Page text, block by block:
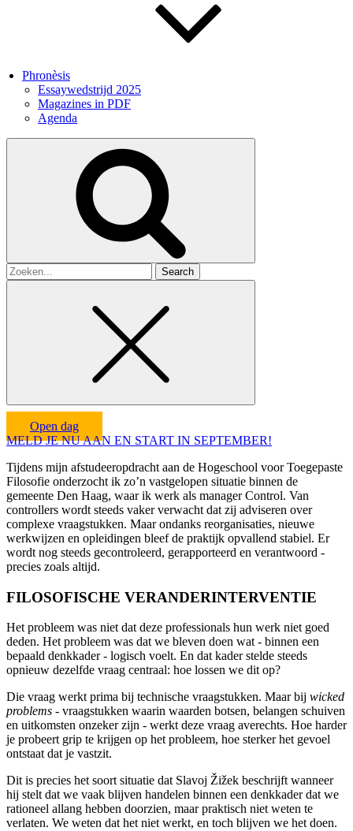
Phronèsis
Essaywedstrijd 2025
Magazines in PDF
Agenda
Search
for
Open dag
MELD JE NU AAN EN START IN SEPTEMBER!
Tijdens mijn afstudeeropdracht aan de Hogeschool voor Toegepaste
Filosofie onderzocht ik zo’n vastgelopen situatie binnen de
gemeente Den Haag, waar ik werk als manager Control. Van
controllers wordt steeds vaker verwacht dat zij adviseren over
complexe vraagstukken. Maar ondanks reorganisaties, nieuwe
werkwijzen en opleidingen bleef de praktijk opvallend stabiel. Er
wordt nog steeds gecontroleerd, gerapporteerd en verantwoord -
precies zoals altijd.
FILOSOFISCHE VERANDERINTERVENTIE
Het probleem was niet dat deze professionals hun werk niet goed
deden. Het probleem was dat we bleven doen wat - binnen een
bepaald denkkader - logisch voelt. En dat kader stelde steeds
opnieuw dezelfde vraag centraal: hoe lossen we dit op?
Die vraag werkt prima bij technische vraagstukken. Maar bij wicked
problems - vraagstukken waarin waarden botsen, belangen schuiven
en uitkomsten onzeker zijn - werkt deze vraag averechts. Hoe harder
je probeert grip te krijgen op het probleem, hoe sterker het gevoel
ontstaat dat je vastzit.
Dit is precies het soort situatie dat Slavoj Žižek beschrijft wanneer
hij stelt dat we vaak blijven handelen binnen een denkkader dat we
rationeel allang hebben doorzien, maar praktisch niet weten te
verlaten. We weten dat het niet werkt, en toch blijven we het doen.